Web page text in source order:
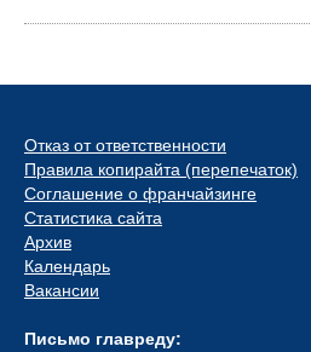
Отказ от ответственности
Правила копирайта (перепечаток)
Соглашение о франчайзинге
Статистика сайта
Архив
Календарь
Вакансии
Письмо главреду: